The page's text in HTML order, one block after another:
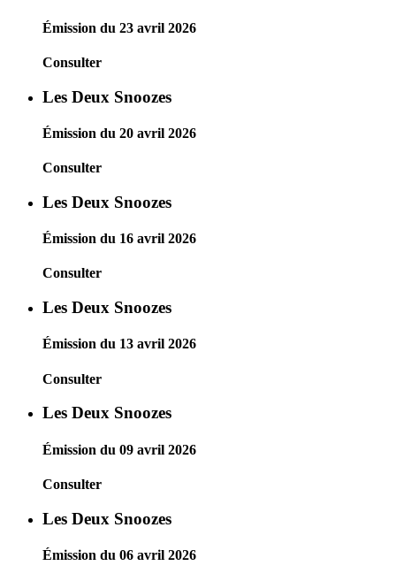
Émission du 23 avril 2026
Consulter
Les Deux Snoozes
Émission du 20 avril 2026
Consulter
Les Deux Snoozes
Émission du 16 avril 2026
Consulter
Les Deux Snoozes
Émission du 13 avril 2026
Consulter
Les Deux Snoozes
Émission du 09 avril 2026
Consulter
Les Deux Snoozes
Émission du 06 avril 2026